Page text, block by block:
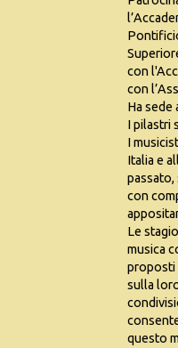
con
con
Ha sede
I pilastri
I
Italia e
passato,
con
Le
musica
proposti
sulla
questo